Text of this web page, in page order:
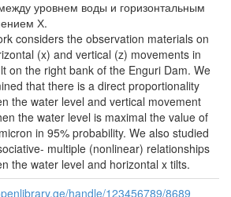
уровнем воды и горизонтальным
Х.
considers the observation materials on
(x) and vertical (z) movements in
on the right bank of the Enguri Dam. We
that there is a direct proportionality
the water level and vertical movement
the water level is maximal the value of
in 95% probability. We also studied
multiple (nonlinear) relationships
the water level and horizontal x tilts.
handle/123456789/8689